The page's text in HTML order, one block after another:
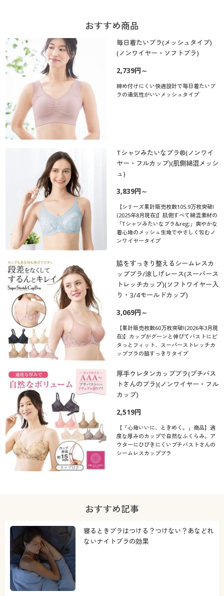
おすすめ商品
毎日着たいブラ(メッシュタイプ)
(ノンワイヤー・ソフトブラ)
2,739円～
締め付けにくい快適設計で毎日着たいブ
ラの通気性がいいメッシュタイプ
Tシャツみたいなブラ®(ノンワイ
ヤー・フルカップ)(肌側綿混メッシ
ュ)
3,839円～
【シリーズ累計販売枚数105.9万枚突破!
(2025年8月現在)】肌側すべて綿混素材の
「Tシャツみたいなブラ&reg;」爽やかな
着心地のメッシュ生地でやさしく包むノ
ンワイヤータイプ
脇をすっきり整えるシームレスカ
ップブラ/涼しげレース(スーパース
トレッチカップ)(ソフトワイヤー入
り・3/4モールドカップ)
3,069円～
【累計販売枚数60万枚突破!(2026年3月現
在)】カップがグーンと伸びてバストにピ
タっとフィット、スーパーストレッチカ
ップブラの脇すっきりタイプ
厚手ウレタンカップブラ(プチバス
トさんのブラ)(ノンワイヤー・フル
カップ)
2,519円
【「心地いいに、ときめく。」商品】適
度な厚みのカップで自然なふくらみ。ア
ウターにひびきにくいプチバストさんの
シームレスカップブラ
おすすめ記事
寝るときブラはつける？つけない？あなどれ
ないナイトブラの効果